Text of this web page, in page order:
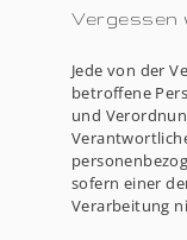
Vergessen
Jede von der
betroffene
und
sofern einer
Verarbeitung